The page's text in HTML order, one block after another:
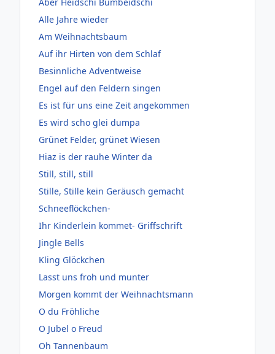
Aber Heidschi Bumbeidschi
Alle Jahre wieder
Am Weihnachtsbaum
Auf ihr Hirten von dem Schlaf
Besinnliche Adventweise
Engel auf den Feldern singen
Es ist für uns eine Zeit angekommen
Es wird scho glei dumpa
Grünet Felder, grünet Wiesen
Hiaz is der rauhe Winter da
Still, still, still
Stille, Stille kein Geräusch gemacht
Schneeflöckchen-
Ihr Kinderlein kommet- Griffschrift
Jingle Bells
Kling Glöckchen
Lasst uns froh und munter
Morgen kommt der Weihnachtsmann
O du Fröhliche
O Jubel o Freud
Oh Tannenbaum